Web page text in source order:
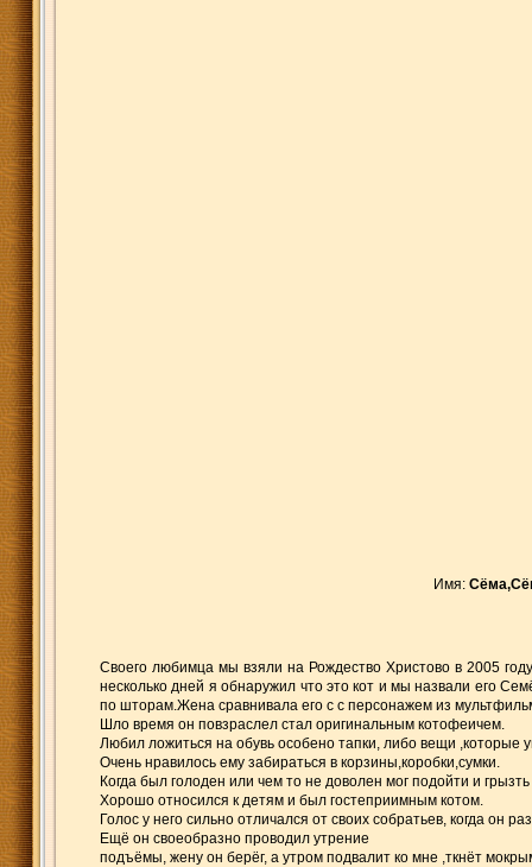
Имя:
Своего любимца мы взяли на Рождество Христово в 2005
несколько дней я обнаружил что это кот и мы назвали его
по шторам.Жена сравнивала его с с персонажем из
Шло время он повзраслел стал оригинальным котофеичем.
Любил ложиться на обувь особено тапки, либо вещи ,которые
Очень нравилось ему забираться в корзины,коробки,сумки.
Когда был голоден или чем то не доволен мог подойти и грызть
Хорошо относился к детям и был гостеприимным котом.
Голос у него сильно отличался от своих собратьев, когда он
Ещё он своеобразно проводил утрение
подъёмы, жену он берёг, а утром подвалит ко мне ,ткнёт